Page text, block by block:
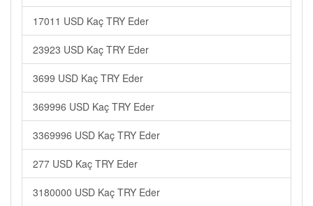
17011 USD Kaç TRY Eder
23923 USD Kaç TRY Eder
3699 USD Kaç TRY Eder
369996 USD Kaç TRY Eder
3369996 USD Kaç TRY Eder
277 USD Kaç TRY Eder
3180000 USD Kaç TRY Eder